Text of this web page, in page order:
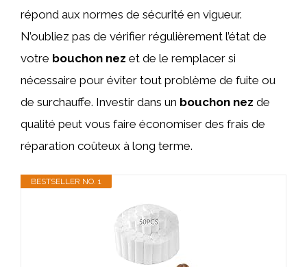
répond aux normes de sécurité en vigueur.
N’oubliez pas de vérifier régulièrement l’état de
votre bouchon nez et de le remplacer si
nécessaire pour éviter tout problème de fuite ou
de surchauffe. Investir dans un bouchon nez de
qualité peut vous faire économiser des frais de
réparation coûteux à long terme.
BESTSELLER NO. 1